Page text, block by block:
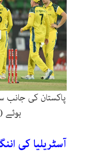
ہوئے
آسٹریلیا کی